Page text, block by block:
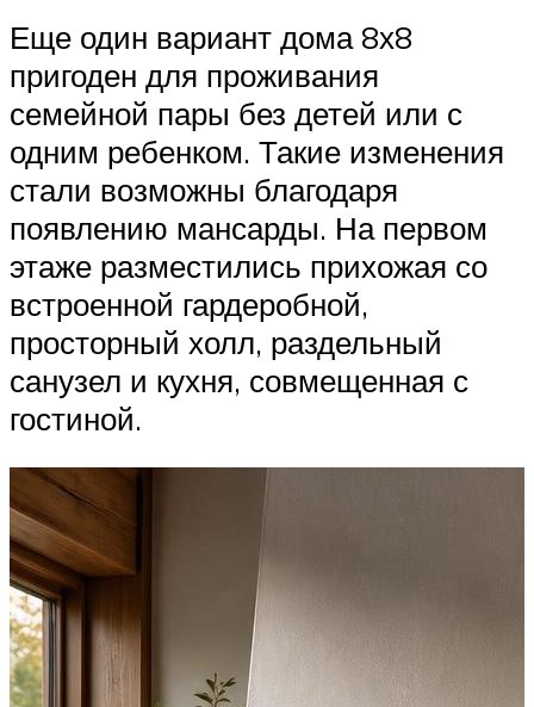
Еще один вариант дома 8х8
пригоден для проживания
семейной пары без детей или с
одним ребенком. Такие изменения
стали возможны благодаря
появлению мансарды. На первом
этаже разместились прихожая со
встроенной гардеробной,
просторный холл, раздельный
санузел и кухня, совмещенная с
гостиной.